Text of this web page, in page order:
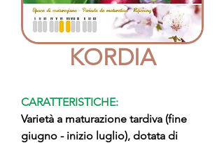
KORDIA
CARATTERISTICHE:
Varietà a maturazione tardiva (fine
giugno - inizio luglio), dotata di